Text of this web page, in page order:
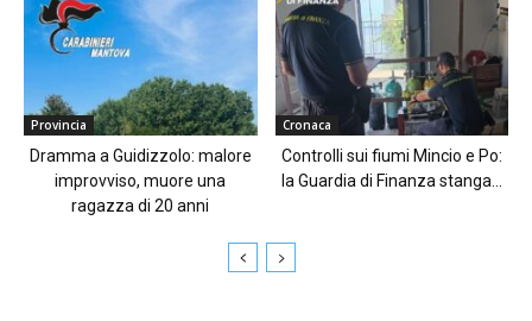
Provincia
Dramma a Guidizzolo: malore
improvviso, muore una
ragazza di 20 anni
Cronaca
Controlli sui fiumi Mincio e Po:
la Guardia di Finanza stanga...